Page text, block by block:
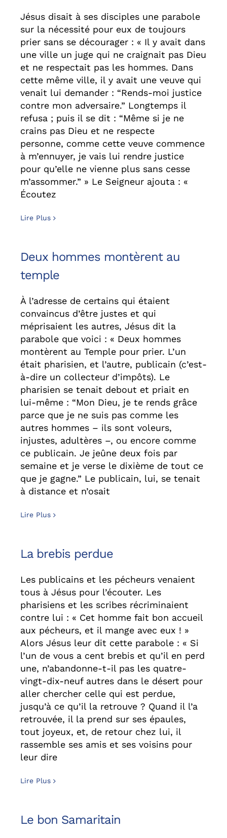
Jésus disait à ses disciples une parabole
sur la nécessité pour eux de toujours
prier sans se décourager : « Il y avait dans
une ville un juge qui ne craignait pas Dieu
et ne respectait pas les hommes. Dans
cette même ville, il y avait une veuve qui
venait lui demander : “Rends-moi justice
contre mon adversaire.” Longtemps il
refusa ; puis il se dit : “Même si je ne
crains pas Dieu et ne respecte
personne, comme cette veuve commence
à m’ennuyer, je vais lui rendre justice
pour qu’elle ne vienne plus sans cesse
m’assommer.” » Le Seigneur ajouta : «
Écoutez
Lire Plus
Deux hommes montèrent au
temple
À l’adresse de certains qui étaient
convaincus d’être justes et qui
méprisaient les autres, Jésus dit la
parabole que voici : « Deux hommes
montèrent au Temple pour prier. L’un
était pharisien, et l’autre, publicain (c’est-
à-dire un collecteur d’impôts). Le
pharisien se tenait debout et priait en
lui-même : “Mon Dieu, je te rends grâce
parce que je ne suis pas comme les
autres hommes – ils sont voleurs,
injustes, adultères –, ou encore comme
ce publicain. Je jeûne deux fois par
semaine et je verse le dixième de tout ce
que je gagne.” Le publicain, lui, se tenait
à distance et n’osait
Lire Plus
La brebis perdue
Les publicains et les pécheurs venaient
tous à Jésus pour l’écouter. Les
pharisiens et les scribes récriminaient
contre lui : « Cet homme fait bon accueil
aux pécheurs, et il mange avec eux ! »
Alors Jésus leur dit cette parabole : « Si
l’un de vous a cent brebis et qu’il en perd
une, n’abandonne-t-il pas les quatre-
vingt-dix-neuf autres dans le désert pour
aller chercher celle qui est perdue,
jusqu’à ce qu’il la retrouve ? Quand il l’a
retrouvée, il la prend sur ses épaules,
tout joyeux, et, de retour chez lui, il
rassemble ses amis et ses voisins pour
leur dire
Lire Plus
Le bon Samaritain